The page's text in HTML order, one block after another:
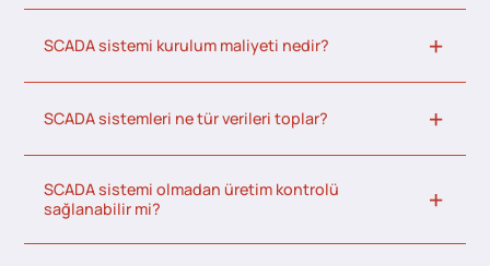
SCADA sistemi kurulum maliyeti nedir?
SCADA sistemleri ne tür verileri toplar?
SCADA sistemi olmadan üretim kontrolü
sağlanabilir mi?